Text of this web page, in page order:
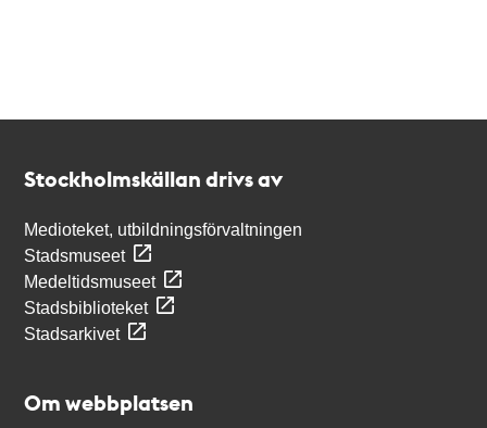
Stockholmskällan drivs av
Medioteket, utbildningsförvaltningen
Stadsmuseet
Medeltidsmuseet
Stadsbiblioteket
Stadsarkivet
Om webbplatsen